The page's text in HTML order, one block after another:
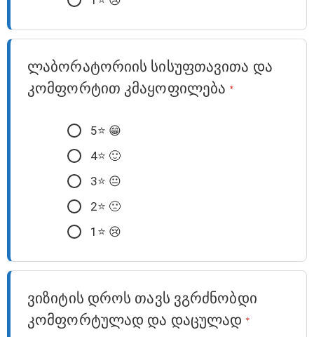
ლაბორატორიის სისუფთავითა და
კომფორტით კმაყოფილება *
5⭐️ 😁
4⭐️ 🙂
3⭐️ 😐
2⭐️ 🙁
1⭐️ 😢
ვიზიტის დროს თავს ვგრძნობდი
კომფორტულად და დაცულად *